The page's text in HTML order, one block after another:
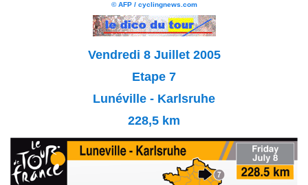
© AFP / cyclingnews.com
Vendredi 8 Juillet 2005
Etape 7
Lunéville - Karlsruhe
228,5 km